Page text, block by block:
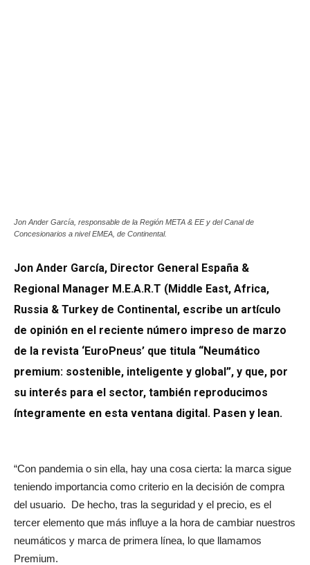
Jon Ander García, responsable de la Región META & EE y del Canal de
Concesionarios a nivel EMEA, de Continental.
Jon Ander García, Director General España &
Regional Manager M.E.A.R.T (Middle East, Africa,
Russia & Turkey de Continental, escribe un artículo
de opinión en el reciente número impreso de marzo
de la revista ‘EuroPneus’ que titula “Neumático
premium: sostenible, inteligente y global”, y que, por
su interés para el sector, también reproducimos
íntegramente en esta ventana digital. Pasen y lean.
“Con pandemia o sin ella, hay una cosa cierta: la marca sigue
teniendo importancia como criterio en la decisión de compra
del usuario. De hecho, tras la seguridad y el precio, es el
tercer elemento que más influye a la hora de cambiar nuestros
neumáticos y marca de primera línea, lo que llamamos
Premium.